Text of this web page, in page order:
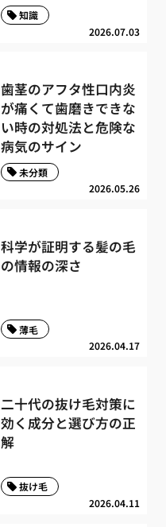
2026.07.03
知識
歯茎のアフタ性口内炎
が痛くて歯磨きできな
い時の対処法と危険な
病気のサイン
2026.05.26
未分類
科学が証明する髪の毛
の情報の深さ
2026.04.17
薄毛
二十代の抜け毛対策に
効く成分と選び方の正
解
2026.04.11
抜け毛